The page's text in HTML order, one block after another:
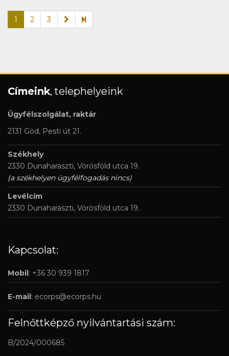
1 2 3
Címeink, telephelyeink
Ügyfélszolgálat, raktár
2131 Göd, Pesti út 21.
Székhely
2330 Dunaharaszti, Vörösföld utca 19.
(a székhelyen ügyfélfogadás nincs)
Levélcím
2330 Dunaharaszti, Vörösföld utca 19.
Kapcsolat:
Mobil: +36 30 939 1817
E-mail: ecorps@ecorps.hu
Felnőttképző nyilvántartási szám:
B/2024/000685